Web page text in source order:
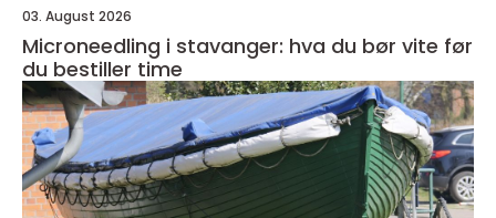
03. August 2026
Microneedling i stavanger: hva du bør vite før
du bestiller time